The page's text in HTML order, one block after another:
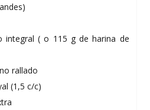
integral ( o 115 g de harina de
rallado
(1,5 c/c)